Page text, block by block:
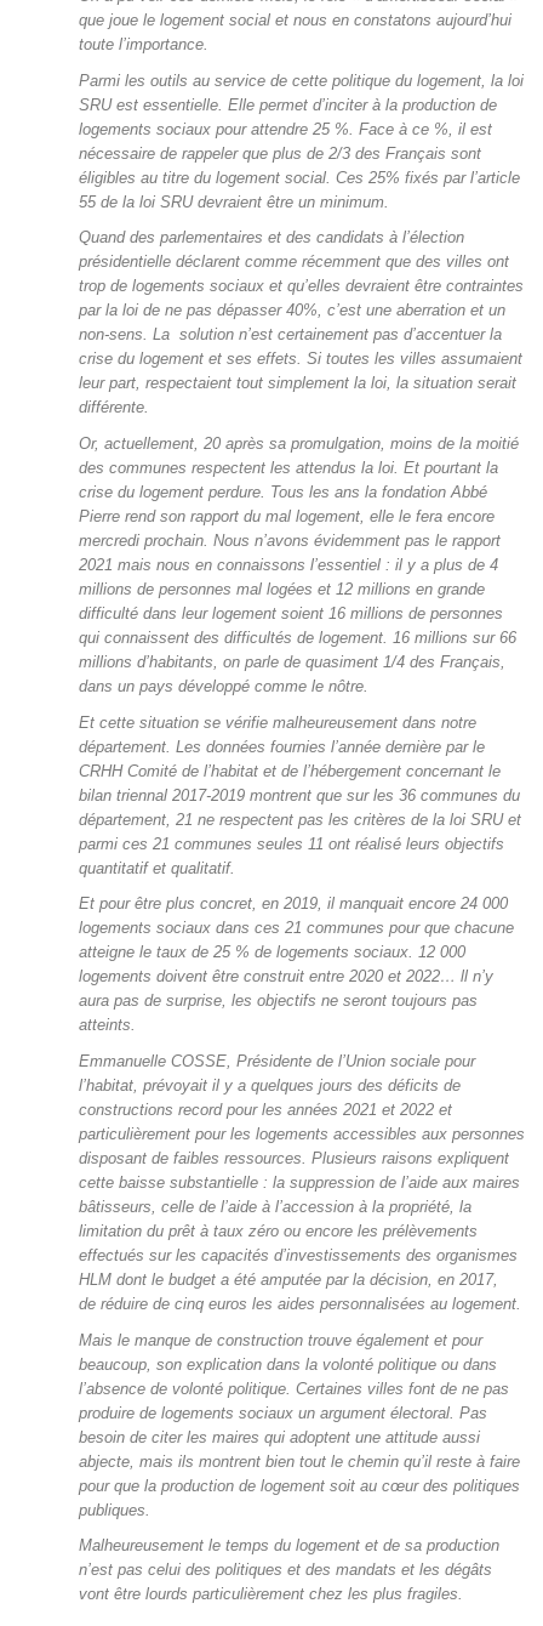
que joue le logement social et nous en constatons aujourd’hui
toute l’importance.
Parmi les outils au service de cette politique du logement, la loi
SRU est essentielle. Elle permet d’inciter à la production de
logements sociaux pour attendre 25 %. Face à ce %, il est
nécessaire de rappeler que plus de 2/3 des Français sont
éligibles au titre du logement social. Ces 25% fixés par l’article
55 de la loi SRU devraient être un minimum.
Quand des parlementaires et des candidats à l’élection
présidentielle déclarent comme récemment que des villes ont
trop de logements sociaux et qu’elles devraient être contraintes
par la loi de ne pas dépasser 40%, c’est une aberration et un
non-sens. La solution n’est certainement pas d’accentuer la
crise du logement et ses effets. Si toutes les villes assumaient
leur part, respectaient tout simplement la loi, la situation serait
différente.
Or, actuellement, 20 après sa promulgation, moins de la moitié
des communes respectent les attendus la loi. Et pourtant la
crise du logement perdure. Tous les ans la fondation Abbé
Pierre rend son rapport du mal logement, elle le fera encore
mercredi prochain. Nous n’avons évidemment pas le rapport
2021 mais nous en connaissons l’essentiel : il y a plus de 4
millions de personnes mal logées et 12 millions en grande
difficulté dans leur logement soient 16 millions de personnes
qui connaissent des difficultés de logement. 16 millions sur 66
millions d’habitants, on parle de quasiment 1/4 des Français,
dans un pays développé comme le nôtre.
Et cette situation se vérifie malheureusement dans notre
département. Les données fournies l’année dernière par le
CRHH Comité de l’habitat et de l’hébergement concernant le
bilan triennal 2017-2019 montrent que sur les 36 communes du
département, 21 ne respectent pas les critères de la loi SRU et
parmi ces 21 communes seules 11 ont réalisé leurs objectifs
quantitatif et qualitatif.
Et pour être plus concret, en 2019, il manquait encore 24 000
logements sociaux dans ces 21 communes pour que chacune
atteigne le taux de 25 % de logements sociaux. 12 000
logements doivent être construit entre 2020 et 2022… ll n’y
aura pas de surprise, les objectifs ne seront toujours pas
atteints.
Emmanuelle COSSE, Présidente de l’Union sociale pour
l’habitat, prévoyait il y a quelques jours des déficits de
constructions record pour les années 2021 et 2022 et
particulièrement pour les logements accessibles aux personnes
disposant de faibles ressources. Plusieurs raisons expliquent
cette baisse substantielle : la suppression de l’aide aux maires
bâtisseurs, celle de l’aide à l’accession à la propriété, la
limitation du prêt à taux zéro ou encore les prélèvements
effectués sur les capacités d’investissements des organismes
HLM dont le budget a été amputée par la décision, en 2017,
de réduire de cinq euros les aides personnalisées au logement.
Mais le manque de construction trouve également et pour
beaucoup, son explication dans la volonté politique ou dans
l’absence de volonté politique. Certaines villes font de ne pas
produire de logements sociaux un argument électoral. Pas
besoin de citer les maires qui adoptent une attitude aussi
abjecte, mais ils montrent bien tout le chemin qu’il reste à faire
pour que la production de logement soit au cœur des politiques
publiques.
Malheureusement le temps du logement et de sa production
n’est pas celui des politiques et des mandats et les dégâts
vont être lourds particulièrement chez les plus fragiles.